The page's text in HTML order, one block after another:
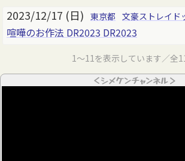
2023/12/17 (日) 東京都 文豪ストレイド
喧嘩のお作法 DR2023 DR2023
1～11を表示しています／全
＜シメケンチャンネル＞